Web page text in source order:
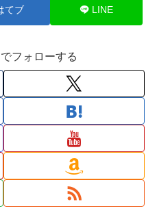
てブ LINE
フォローする